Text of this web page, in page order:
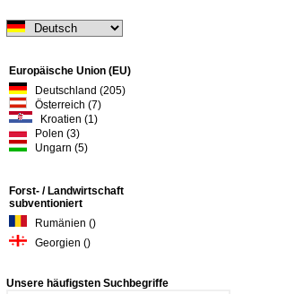
Europäische Union (EU)
Deutschland (205)
Österreich (7)
Kroatien (1)
Polen (3)
Ungarn (5)
Forst- / Landwirtschaft
subventioniert
Rumänien ()
Georgien ()
Unsere häufigsten Suchbegriffe